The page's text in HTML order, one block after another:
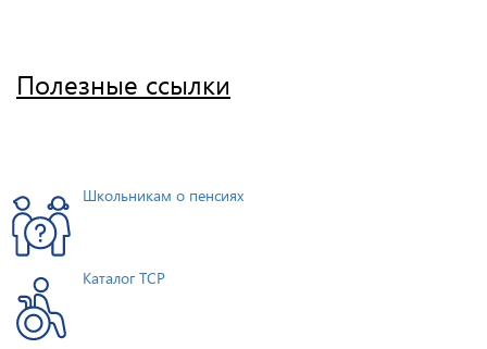
Полезные ссылки
Школьникам о пенсиях
Каталог ТСР